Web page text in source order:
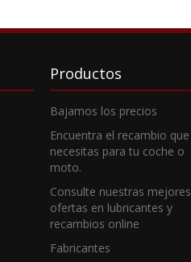
Productos
Bajamos los precios
Encuentra el recambio que
necesitas para tu coche o
moto.
Consulte nuestras mejores
ofertas en lubricantes y
recambios online
Fabricantes